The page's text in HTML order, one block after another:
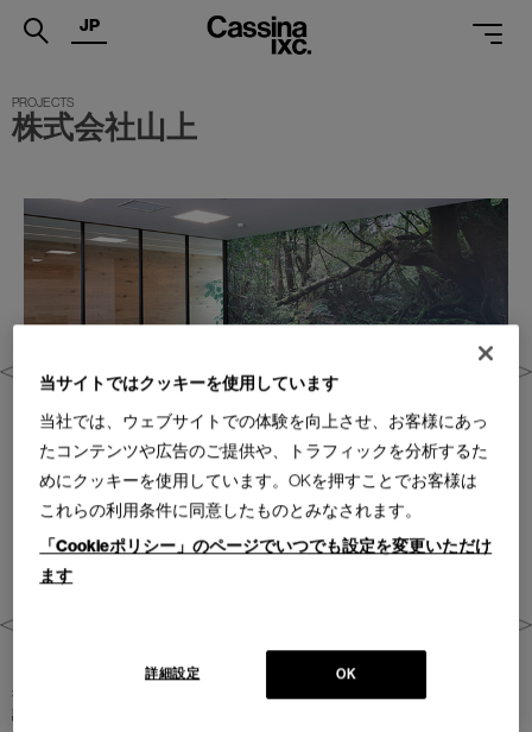
.
PRODUCTS
PROJECTS
MAGAZINE
SHOPS
CATALOGUES
PROFESSIONAL
ONLINE STORE お問合せ
JP
株式会社山上
兵庫県神戸市(2017)
設計：
当サイトではクッキーを使用しています
当社では、ウェブサイトでの体験を向上させ、お客様にあっ
たコンテンツや広告のご提供や、トラフィックを分析するた
めにクッキーを使用しています。OKを押すことでお客様は
これらの利用条件に同意したものとみなされます。
「Cookieポリシー」のページでいつでも設定を変更いただけ
ます
OK
詳細設定